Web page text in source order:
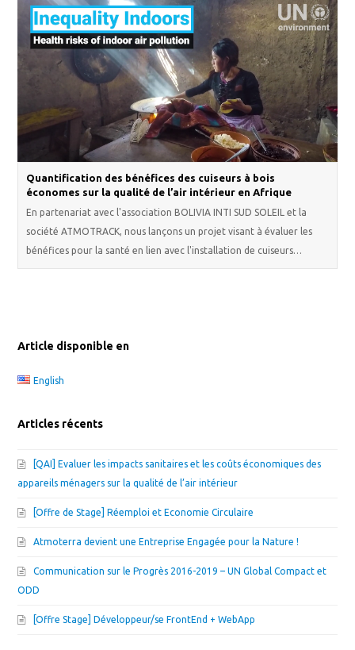
Quantification des bénéfices des cuiseurs à bois
économes sur la qualité de l’air intérieur en Afrique
En partenariat avec l'association BOLIVIA INTI SUD SOLEIL et la
société ATMOTRACK, nous lançons un projet visant à évaluer les
bénéfices pour la santé en lien avec l'installation de cuiseurs…
Article disponible en
English
Articles récents
[QAI] Evaluer les impacts sanitaires et les coûts économiques des
appareils ménagers sur la qualité de l’air intérieur
[Offre de Stage] Réemploi et Economie Circulaire
Atmoterra devient une Entreprise Engagée pour la Nature !
Communication sur le Progrès 2016-2019 – UN Global Compact et
ODD
[Offre Stage] Développeur/se FrontEnd + WebApp